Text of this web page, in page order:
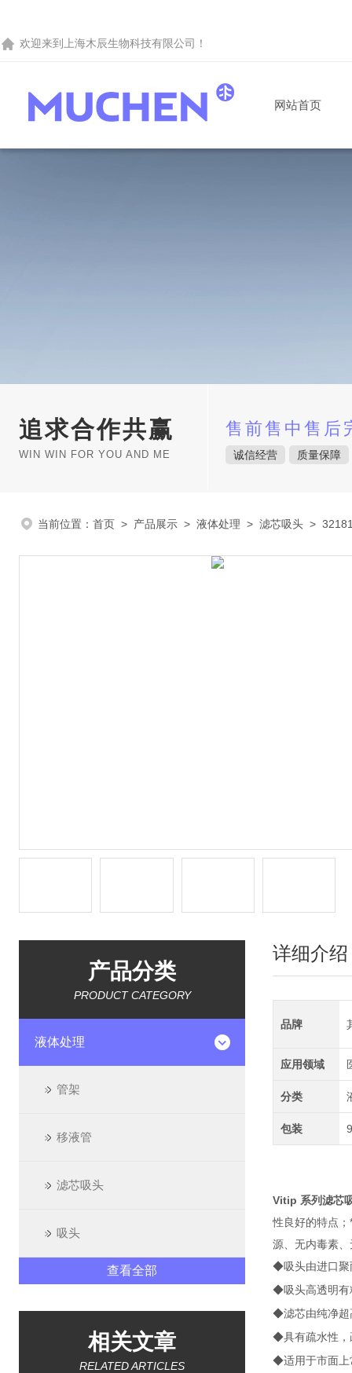
欢迎来到 上海木辰生物科技有限公司 ！
网站首页
追求合作共赢
WIN WIN FOR YOU AND ME
售前售中售后
诚信经营 质量保障
当前位置： 首页 > 产品展示 > 液体处理 > 滤芯吸头 >
产品分类
PRODUCT CATEGORY
液体处理
管架
移液管
滤芯吸头
吸头
查看全部
相关文章
RELATED ARTICLES
详细介绍
品牌
应用领域
分类
包装
Vitip 系列滤芯
性良好的特点
源、无内毒素
◆吸头由进口聚
◆吸头高透明有
◆滤芯由纯净超
◆具有疏水性，
◆适用于市面上